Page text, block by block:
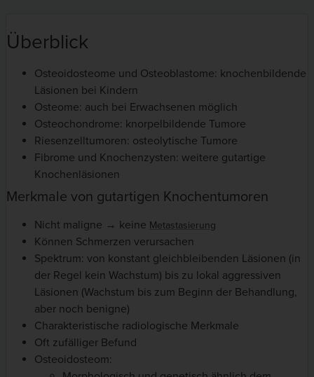
Überblick
Osteoidosteome und Osteoblastome: knochenbildende
Läsionen bei Kindern
Osteome: auch bei Erwachsenen möglich
Osteochondrome: knorpelbildende Tumore
Riesenzelltumoren: osteolytische Tumore
Fibrome und Knochenzysten: weitere gutartige
Knochenläsionen
Merkmale von gutartigen Knochentumoren
Nicht maligne → keine Metastasierung
Können Schmerzen verursachen
Spektrum: von konstant gleichbleibenden Läsionen (in
der Regel kein Wachstum) bis zu lokal aggressiven
Läsionen (Wachstum bis zum Beginn der Behandlung,
aber noch benigne)
Charakteristische radiologische Merkmale
Oft zufälliger Befund
Osteoidosteom: